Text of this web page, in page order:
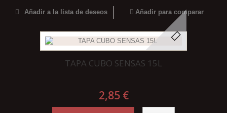
Añadir a la lista de deseos Añadir para comparar
TAPA CUBO SENSAS 15L
2,85 €